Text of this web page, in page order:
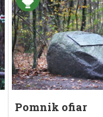
Pomnik ofiar